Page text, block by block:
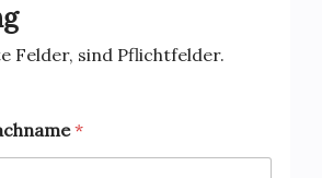
Felder, sind Pflichtfelder.
*